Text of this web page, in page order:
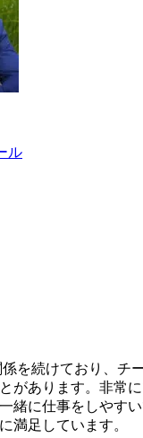
ル
を続けており、チ
があります。非常
緒に仕事をしやす
満足しています。